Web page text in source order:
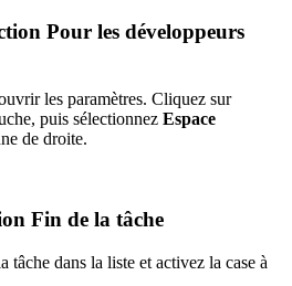
Pour les développeurs
les paramètres. Cliquez sur
puis sélectionnez Espace
de droite.
Fin de la tâche
tâche dans la liste et activez la case à